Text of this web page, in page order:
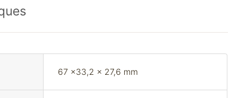
67 x33,2 x 27,6 mm